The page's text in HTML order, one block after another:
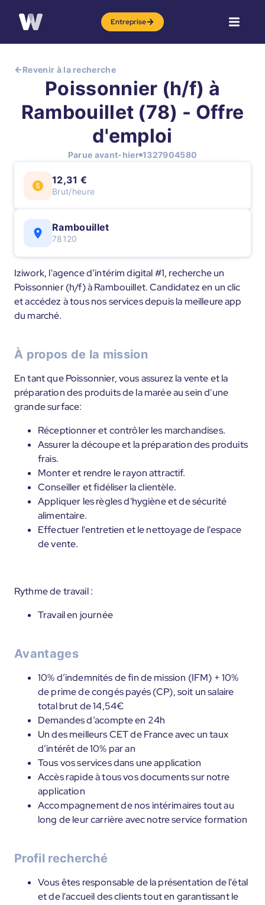
Entreprise
Revenir à la recherche
Poissonnier (h/f) à
Rambouillet (78) - Offre
d'emploi
Parue avant-hier 1327904580
12,31 €
Brut/heure
Rambouillet
78120
Iziwork, l'agence d’intérim digital #1, recherche un
Poissonnier (h/f) à Rambouillet. Candidatez en un clic
et accédez à tous nos services depuis la meilleure app
du marché.
À propos de la mission
En tant que Poissonnier, vous assurez la vente et la
préparation des produits de la marée au sein d'une
grande surface:
Réceptionner et contrôler les marchandises.
Assurer la découpe et la préparation des produits
frais.
Monter et rendre le rayon attractif.
Conseiller et fidéliser la clientèle.
Appliquer les règles d'hygiène et de sécurité
alimentaire.
Effectuer l'entretien et le nettoyage de l'espace
de vente.
Rythme de travail :
Travail en journée
Avantages
10% d’indemnités de fin de mission (IFM) + 10%
de prime de congés payés (CP), soit un salaire
total brut de 14,54€
Demandes d’acompte en 24h
Un des meilleurs CET de France avec un taux
d’intérêt de 10% par an
Tous vos services dans une application
Accès rapide à tous vos documents sur notre
application
Accompagnement de nos intérimaires tout au
long de leur carrière avec notre service formation
Profil recherché
Vous êtes responsable de la présentation de l'étal
et de l'accueil des clients tout en garantissant le